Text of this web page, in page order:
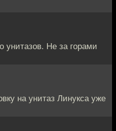
унитазов. Не за горами
на унитаз Линукса уже